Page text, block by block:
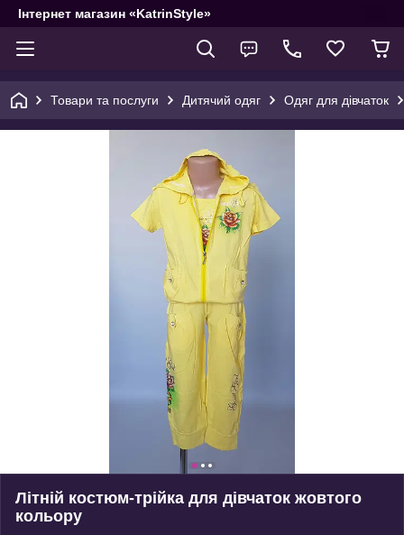
Інтернет магазин «KatrinStyle»
Товари та послуги Дитячий одяг Одяг для дівчаток
Літній костюм-трійка для дівчаток жовтого
кольору